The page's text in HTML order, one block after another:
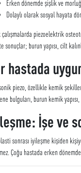
Erken dönemde şişlik ve
Dolaylı olarak sosyal hayata
piezoelektrik
sonuçlar; burun yapısı, cilt
hastada
piezo, özellikle kemik
bulguları, burun kemik
İşe ve
sonrası iyileşme kişiden
Çoğu hastada erken